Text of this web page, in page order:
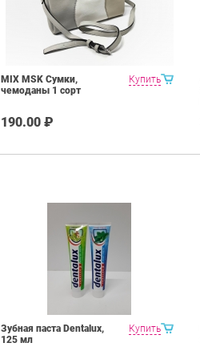
Купить
MIX MSK Сумки,
чемоданы 1 сорт
190.00 ₽
Купить
Зубная паста Dentalux,
125 мл